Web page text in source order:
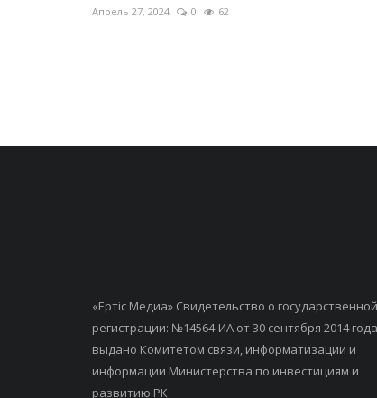
Апрель 27, 2024 0 62
«Ертiс Медиа» Свидетельство о государственной
регистрации: №14564-ИА от 30 сентября 2014
выдано Комитетом связи, информатизации и
информации Министерства по инвестициям и
развитию РК